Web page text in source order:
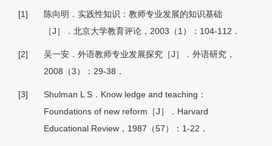
[1]
陈向明．实践性知识：教师专业发展的知识基础
［J］．北京大学教育评论，2003（1）：104-112．
[2]
吴一安．外语教师专业发展探究［J］．外语研究，
2008（3）：29-38．
[3]
Shulman L S．Know ledge and teaching：
Foundations of new reform［J］．Harvard
Educational Review，1987（57）：1-22．